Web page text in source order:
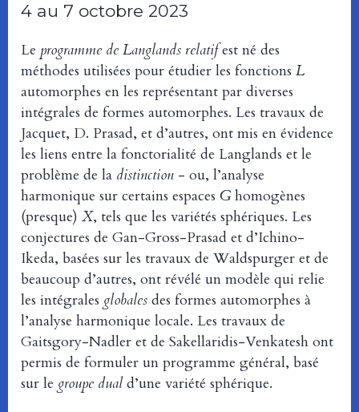
4 au 7 octobre 2023
Le programme de Langlands relatifest né des
méthodes utilisées pour étudier les fonctions L
automorphes en les représentant par diverses
intégrales de formes automorphes. Les travaux de
Jacquet, D. Prasad, et d’autres, ont mis en évidence
les liens entre la fonctorialité de Langlands et le
problème de la distinction - ou, l’analyse
harmonique sur certains espaces G homogènes
(presque) X, tels que les variétés sphériques. Les
conjectures de Gan-Gross-Prasad et d’Ichino-
Ikeda, basées sur les travaux de Waldspurger et de
beaucoup d’autres, ont révélé un modèle qui relie
les intégrales globales des formes automorphes à
l’analyse harmonique locale. Les travaux de
Gaitsgory-Nadler et de Sakellaridis-Venkatesh ont
permis de formuler un programme général, basé
sur le groupe duald’une variété sphérique.